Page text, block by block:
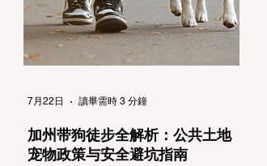
制级别。加州采用三个递进的级别（R1
至R3）来规范通行车辆： R1 管制
(Requirement 1) 规定内容： 所有车辆必
须安装防滑链。 豁免条件： 乘用车
（Light Trucks）只要配备了雪地轮胎
加州带狗徒步全解析：公共土地
宠物政策与安全避坑指南
7月22日 讀畢需時 3 分鐘